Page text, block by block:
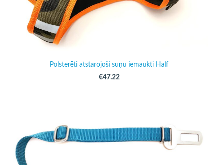
Polsterēti atstarojoši suņu iemaukti Half
€47.22